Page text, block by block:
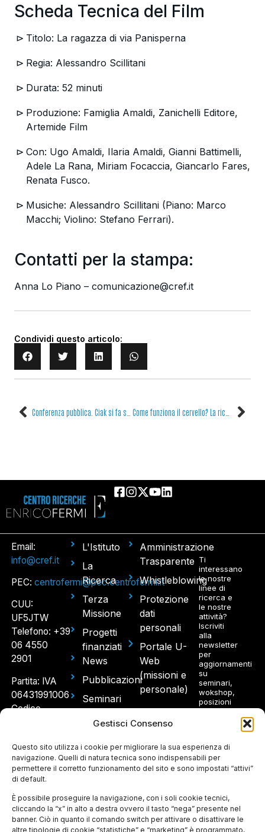
Gestisci Consenso
Questo sito utilizza i cookie per migliorare la sua esperienza di
navigazione. Quelli di natura tecnica sono indispensabili per
permettere il corretto funzionamento del sito e sono impostati “attivi”
di default.
È possibile proseguire la navigazione, con i soli cookie tecnici,
cliccando la “x” in alto a destra ovvero il tasto “nega” presente nel
banner. Ciò in quanto il comando switch per attivare o disattivare le
altre tipologie di cookie “statistiche” e “marketing” è programmato,
Scheda Tecnica del Film
Titolo: La ragazza di via Panisperna
Regia: Alessandro Scillitani
Durata: 52 minuti
Produzione: Famiglia Amaldi, Zanichelli Editore,
Artemide Film
Con: Ugo Amaldi, Ilaria Amaldi, Gianni Battimelli,
Adele La Rana, Miriam Focaccia, Giancarlo Fares,
Renata Fusco.
Musiche: Alessandro Scillitani (Piano: Marco
Macchi; Violino: Stefano Ferrari).
Contatti per la stampa:
Anna Lo Piano – comunicazione@cref.it
Condividi questo articolo:
Email:
info@cref.it
PEC: centrofermi@pec.centrofermi.it
CUU:
UF5JTW
Telefono: +39
06 4550
2901
Partita: IVA
06431991006
Codice
fiscale: 97214300580
Sede
legale e
spedizioni:
Via
Panisperna
89 A –
00184
L'Istituto
La
Ricerca
Terza
Missione
Progetti
finanziati
News
Pubblicazioni
Seminari
Workshop
Concorsi
e Avvisi
Amministrazione
Trasparente
Whistleblowing
Protezione
dati
personali
Portale U-
Web
(missioni e
personale)
Ti
interessano
le nostre
linee di
ricerca e
le nostre
attività?
Iscriviti
alla
newsletter
per
aggiornamenti
su
seminari,
wokshop,
posizioni
aperte.
Ho
letto e
accetto
trattamento
dei dati
personali